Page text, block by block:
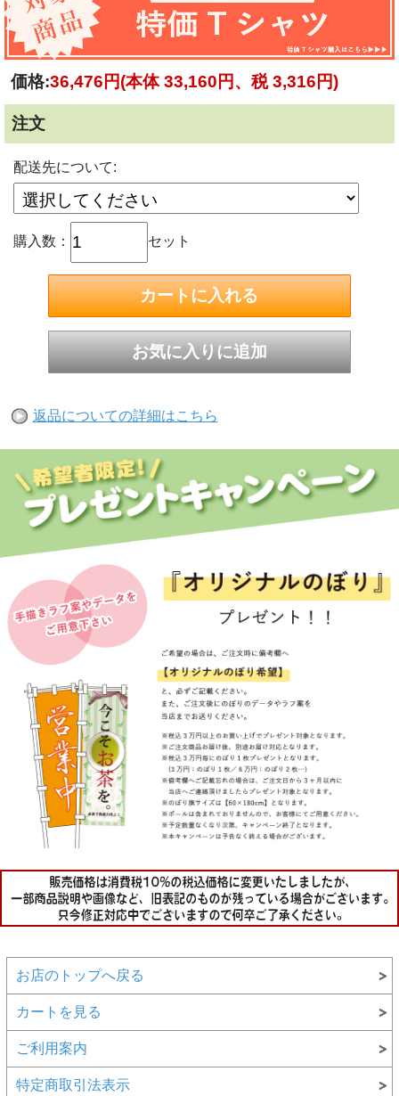
価格:36,476円(本体 33,160円、税 3,316円)
注文
配送先について:
購入数： セット
返品についての詳細はこちら
お店のトップへ戻る
カートを見る
ご利用案内
特定商取引法表示